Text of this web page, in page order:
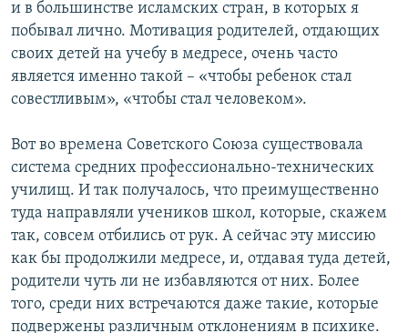
и в большинстве исламских стран, в которых я
побывал лично. Мотивация родителей, отдающих
своих детей на учебу в медресе, очень часто
является именно такой – «чтобы ребенок стал
совестливым», «чтобы стал человеком».
Вот во времена Советского Союза существовала
система средних профессионально-технических
училищ. И так получалось, что преимущественно
туда направляли учеников школ, которые, скажем
так, совсем отбились от рук. А сейчас эту миссию
как бы продолжили медресе, и, отдавая туда детей,
родители чуть ли не избавляются от них. Более
того, среди них встречаются даже такие, которые
подвержены различным отклонениям в психике.